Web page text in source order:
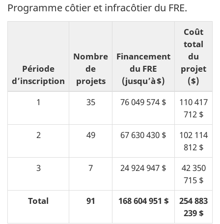
Programme côtier et infracôtier du FRE.
Période
d’inscription
Nombre
de
projets
Financement
du FRE
(jusqu’à $)
Coût
total
du
projet
($)
1
35 76 049 574 $
110 417
712 $
2
49 67 630 430 $
102 114
812 $
3
7 24 924 947 $
42 350
715 $
Total
91 168 604 951 $
254 883
239 $